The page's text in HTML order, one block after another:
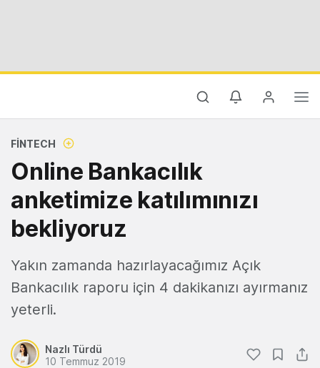
FINTECH
Online Bankacılık
anketimize katılımınızı
bekliyoruz
Yakın zamanda hazırlayacağımız Açık
Bankacılık raporu için 4 dakikanızı ayırmanız
yeterli.
Nazlı Türdü
10 Temmuz 2019